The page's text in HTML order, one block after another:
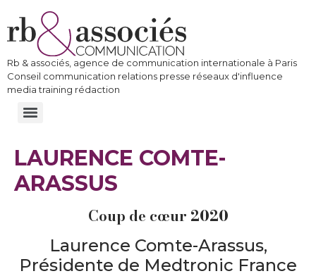
Rb & associés, agence de communication internationale à Paris
Conseil communication relations presse réseaux d'influence
media training rédaction
LAURENCE COMTE-
ARASSUS
Coup de cœur 2020
Laurence Comte-Arassus,
Présidente de Medtronic France